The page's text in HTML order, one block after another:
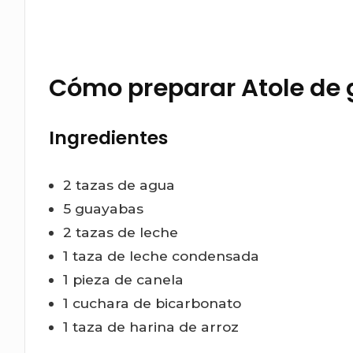
Cómo preparar Atole
Ingredientes
2 tazas de agua
5 guayabas
2 tazas de leche
1 taza de leche condensada
1 pieza de canela
1 cuchara de bicarbonato
1 taza de harina de arroz